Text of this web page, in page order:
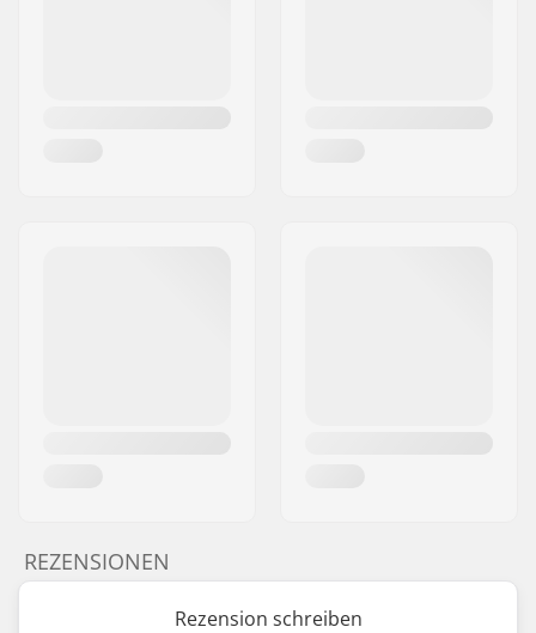
REZENSIONEN
Rezension schreiben